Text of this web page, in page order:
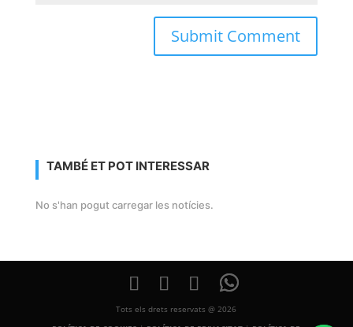
TAMBÉ ET POT INTERESSAR
No s'han pogut carregar les notícies.
Tots els drets reservats @ 2026